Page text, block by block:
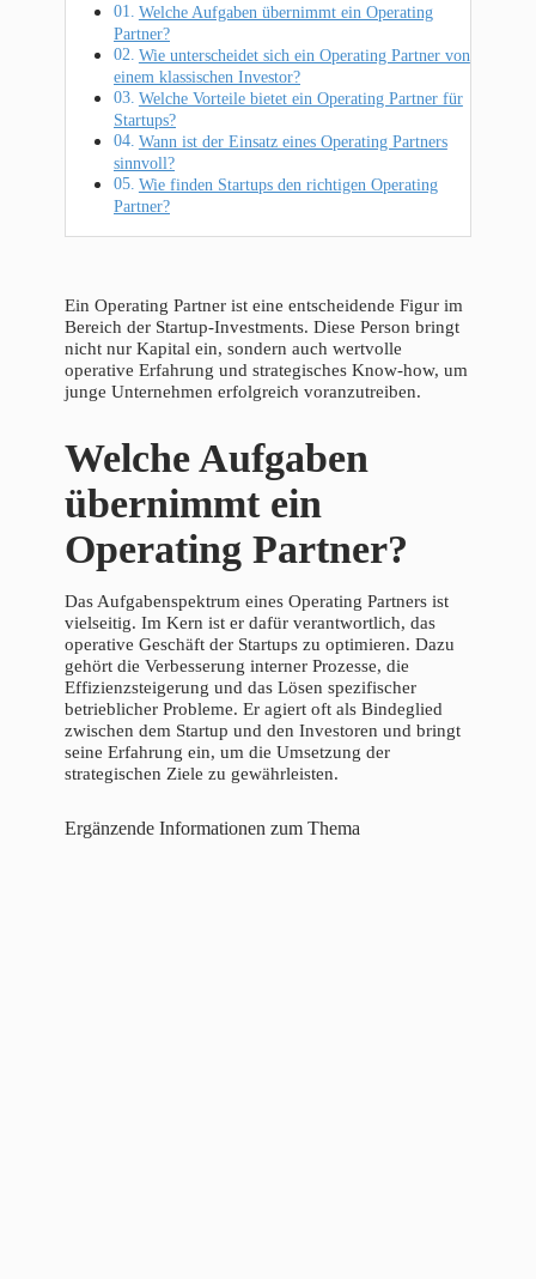
Welche Aufgaben übernimmt ein Operating
Partner?
Wie unterscheidet sich ein Operating Partner von
einem klassischen Investor?
Welche Vorteile bietet ein Operating Partner für
Startups?
Wann ist der Einsatz eines Operating Partners
sinnvoll?
Wie finden Startups den richtigen Operating
Partner?
Ein Operating Partner ist eine entscheidende Figur im
Bereich der Startup-Investments. Diese Person bringt
nicht nur Kapital ein, sondern auch wertvolle
operative Erfahrung und strategisches Know-how, um
junge Unternehmen erfolgreich voranzutreiben.
Welche Aufgaben
übernimmt ein
Operating Partner?
Das Aufgabenspektrum eines Operating Partners ist
vielseitig. Im Kern ist er dafür verantwortlich, das
operative Geschäft der Startups zu optimieren. Dazu
gehört die Verbesserung interner Prozesse, die
Effizienzsteigerung und das Lösen spezifischer
betrieblicher Probleme. Er agiert oft als Bindeglied
zwischen dem Startup und den Investoren und bringt
seine Erfahrung ein, um die Umsetzung der
strategischen Ziele zu gewährleisten.
Ergänzende Informationen zum Thema